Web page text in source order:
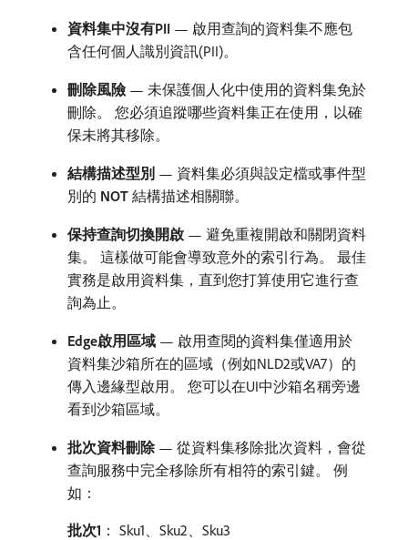
資料集中沒有PII — 啟用查詢的資料集不應包
含任何個人識別資訊(PII)。
刪除風險 — 未保護個人化中使用的資料集免於
刪除。 您必須追蹤哪些資料集正在使用，以確
保未將其移除。
結構描述型別 — 資料集必須與設定檔或事件型
別的​ NOT ​結構描述相關聯。
保持查詢切換開啟 — 避免重複開啟和關閉資料
集。 這樣做可能會導致意外的索引行為。 最佳
實務是啟用資料集，直到您打算使用它進行查
詢為止。
Edge啟用區域 — 啟用查閱的資料集僅適用於
資料集沙箱所在的區域（例如NLD2或VA7）的
傳入邊緣型啟用。 您可以在UI中沙箱名稱旁邊
看到沙箱區域。
批次資料刪除— 從資料集移除批次資料，會從
查詢服務中完全移除所有相符的索引鍵。 例
如：
批次1 ： Sku1、Sku2、Sku3